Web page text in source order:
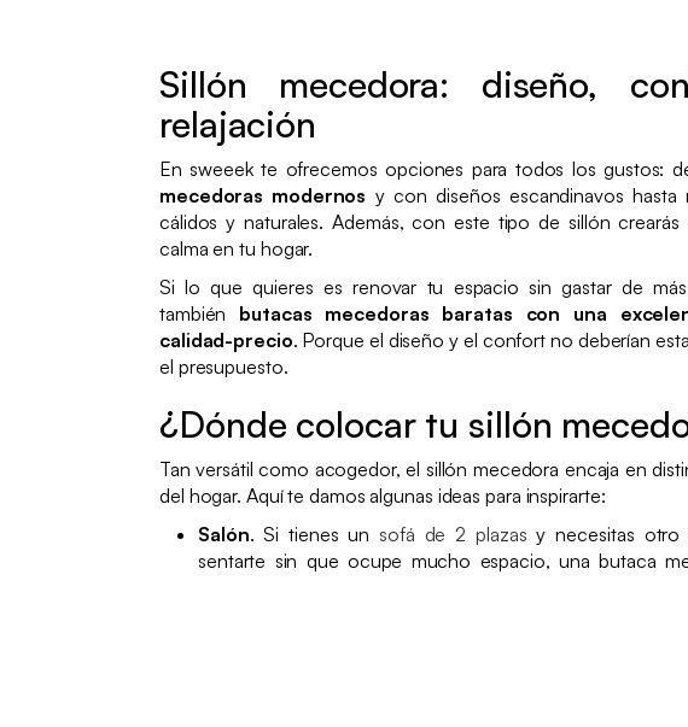
Sillón mecedora: diseño,
relajación
En sweeek te ofrecemos opciones para todos los gustos:
mecedoras modernos y con diseños escandinavos hasta
cálidos y naturales. Además, con este tipo de sillón
calma en tu hogar.
Si lo que quieres es renovar tu espacio sin gastar de
también butacas mecedoras baratas con una
calidad-precio. Porque el diseño y el confort no deberían
el presupuesto.
¿Dónde colocar tu sillón
Tan versátil como acogedor, el sillón mecedora encaja en
del hogar. Aquí te damos algunas ideas para inspirarte:
Salón. Si tienes un sofá de 2 plazas y necesitas otro
sentarte sin que ocupe mucho espacio, una butaca